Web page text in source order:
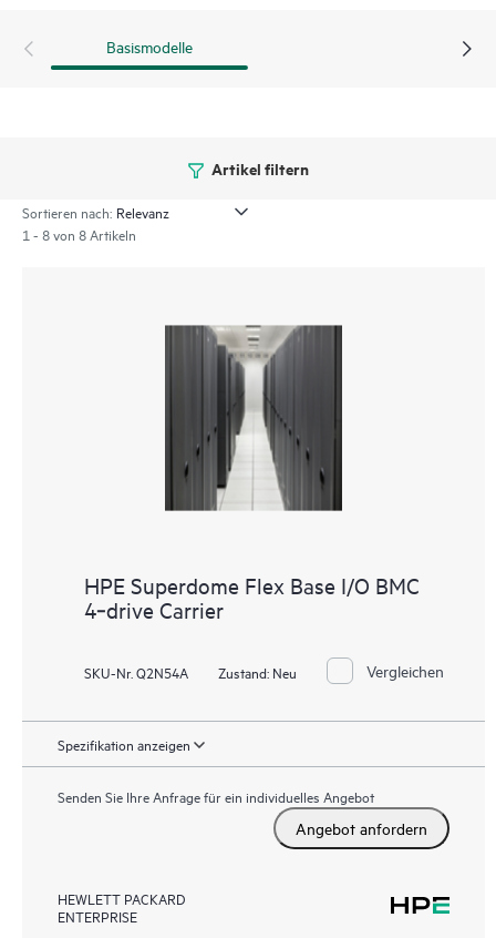
Basismodelle
Artikel filtern
Sortieren nach:
1 - 8 von 8 Artikeln
HPE Superdome Flex Base I/O BMC
4‑drive Carrier
SKU-Nr. Q2N54A Zustand: Neu Vergleichen
Spezifikation anzeigen
Senden Sie Ihre Anfrage für ein individuelles Angebot
Angebot anfordern
HEWLETT PACKARD
ENTERPRISE